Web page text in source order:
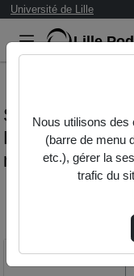
Université de Lille
Lille.Pod
Statistiques de
Réunion
médiatic
Titre
Nous utilisons des
(barre de menu
etc.), gérer la
trafic du